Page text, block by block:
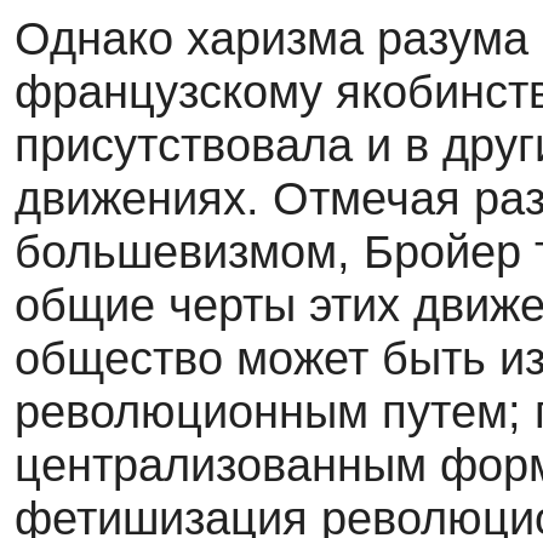
Однако харизма
французскому
присутствовала и в
движениях. Отмечая
большевизмом, Бройер
общие черты этих
общество может быть
революционным путем;
централизованным
фетишизация